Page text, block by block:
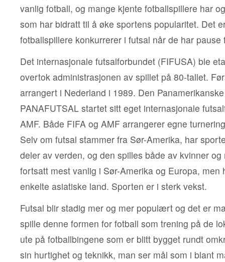
vanlig fotball, og mange kjente fotballspillere har
som har bidratt til å øke sportens popularitet. Det
fotballspillere konkurrerer i futsal når de har
Det internasjonale futsalforbundet (FIFUSA) ble
overtok administrasjonen av spillet på 80-tallet.
arrangert i Nederland i 1989. Den
PANAFUTSAL startet sitt eget internasjonale
AMF. Både FIFA og AMF arrangerer egne
Selv om futsal stammer fra Sør-Amerika, har
deler av verden, og den spilles både av kvinner
fortsatt mest vanlig i Sør-Amerika og Europa,
enkelte asiatiske land. Sporten er i sterk vekst.
Futsal blir stadig mer og mer populært og det er
spille denne formen for fotball som trening på de
ute på fotballbingene som er blitt bygget rundt
sin hurtighet og teknikk, man ser mål som i blant